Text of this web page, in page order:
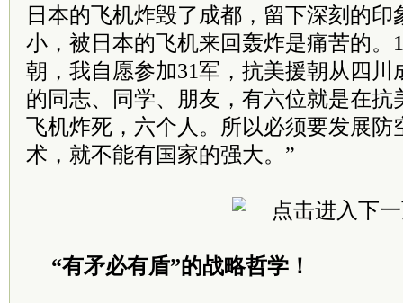
日本的飞机炸毁了成都，留下深刻的印
小，被日本的飞机来回轰炸是痛苦的。
朝，我自愿参加31军，抗美援朝从四川
的同志、同学、朋友，有六位就是在抗
飞机炸死，六个人。所以必须要发展防
术，就不能有国家的强大。”
“有矛必有盾”的战略哲学！